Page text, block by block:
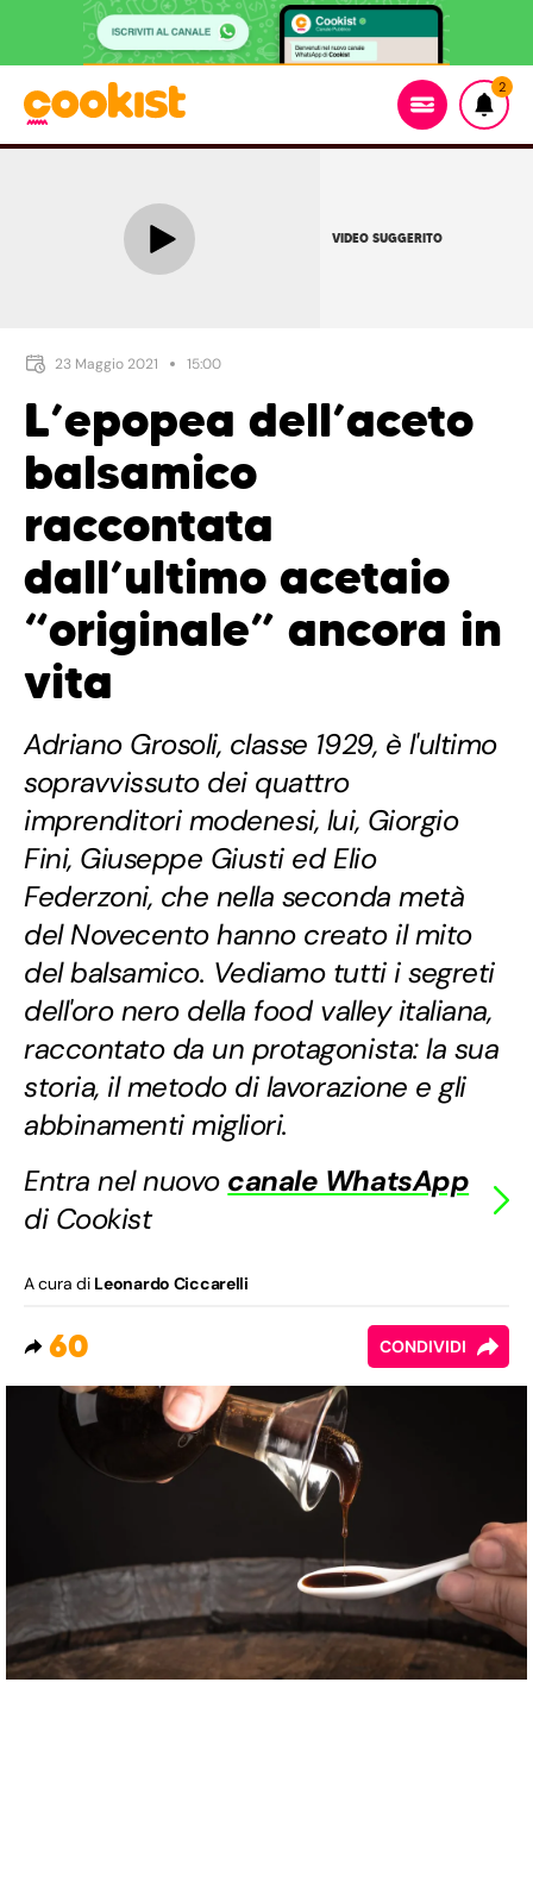
2
VIDEO SUGGERITO
23 Maggio 2021 15:00
L’epopea dell’aceto
balsamico
raccontata
dall’ultimo acetaio
“originale” ancora in
vita
Adriano Grosoli, classe 1929, è l'ultimo
sopravvissuto dei quattro
imprenditori modenesi, lui, Giorgio
Fini, Giuseppe Giusti ed Elio
Federzoni, che nella seconda metà
del Novecento hanno creato il mito
del balsamico. Vediamo tutti i segreti
dell'oro nero della food valley italiana,
raccontato da un protagonista: la sua
storia, il metodo di lavorazione e gli
abbinamenti migliori.
Entra nel nuovo canale WhatsApp
di Cookist
A cura di Leonardo Ciccarelli
60 CONDIVIDI